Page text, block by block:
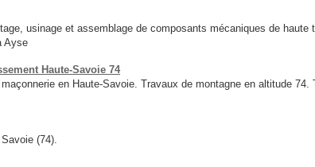
usinage et assemblage de composants mécaniques de
Ayse
Haute-Savoie 74
en Haute-Savoie. Travaux de montagne en altitude 74.
(74).